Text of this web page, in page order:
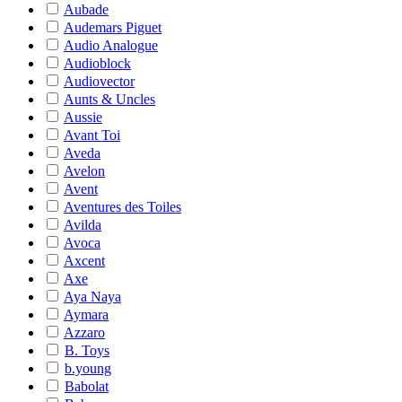
Aubade
Audemars Piguet
Audio Analogue
Audioblock
Audiovector
Aunts & Uncles
Aussie
Avant Toi
Aveda
Avelon
Avent
Aventures des Toiles
Avilda
Avoca
Axcent
Axe
Aya Naya
Aymara
Azzaro
B. Toys
b.young
Babolat